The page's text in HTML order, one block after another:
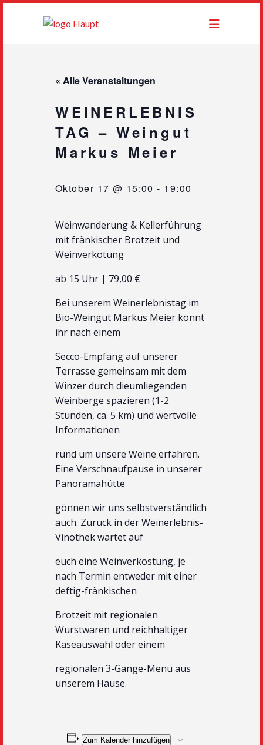
« Alle Veranstaltungen
WEINERLEBNIS
TAG – Weingut
Markus Meier
Oktober 17 @ 15:00 - 19:00
Weinwanderung & Kellerführung
mit fränkischer Brotzeit und
Weinverkotung
ab 15 Uhr | 79,00 €
Bei unserem Weinerlebnistag im
Bio-Weingut Markus Meier könnt
ihr nach einem
Secco-Empfang auf unserer
Terrasse gemeinsam mit dem
Winzer durch dieumliegenden
Weinberge spazieren (1-2
Stunden, ca. 5 km) und wertvolle
Informationen
rund um unsere Weine erfahren.
Eine Verschnaufpause in unserer
Panoramahütte
gönnen wir uns selbstverständlich
auch. Zurück in der Weinerlebnis-
Vinothek wartet auf
euch eine Weinverkostung, je
nach Termin entweder mit einer
deftig-fränkischen
Brotzeit mit regionalen
Wurstwaren und reichhaltiger
Käseauswahl oder einem
regionalen 3-Gänge-Menü aus
unserem Hause.
Zum Kalender hinzufügen